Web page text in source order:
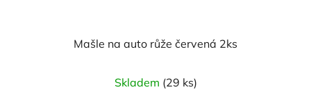
Mašle na auto růže červená 2ks
Skladem (29 ks)